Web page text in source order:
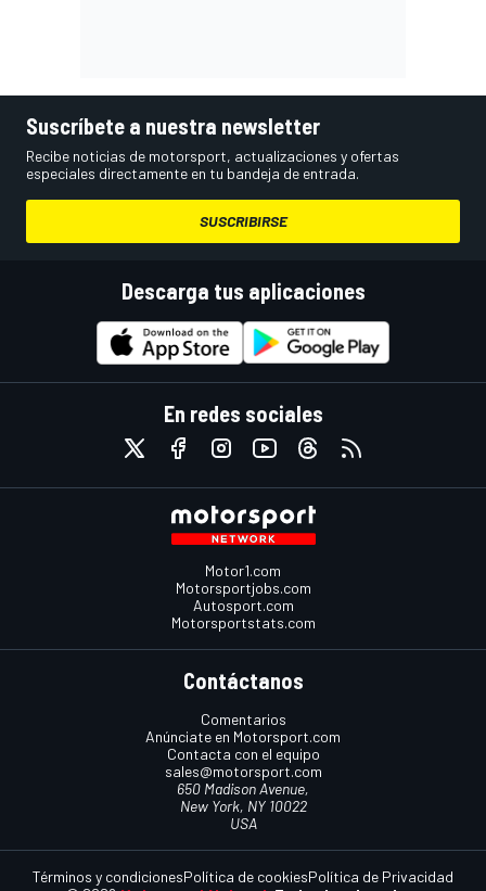
Suscríbete a nuestra newsletter
Recibe noticias de motorsport, actualizaciones y ofertas
especiales directamente en tu bandeja de entrada.
SUSCRIBIRSE
Descarga tus aplicaciones
En redes sociales
Motor1.com
Motorsportjobs.com
Autosport.com
Motorsportstats.com
Contáctanos
Comentarios
Anúnciate en Motorsport.com
Contacta con el equipo
sales@motorsport.com
650 Madison Avenue,
New York, NY 10022
USA
Términos y condicionesPolítica de cookiesPolítica de Privacidad